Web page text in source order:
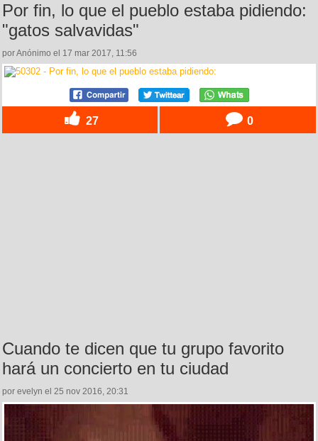
Por fin, lo que el pueblo estaba pidiendo:
"gatos salvavidas"
por Anónimo el 17 mar 2017, 11:56
27 0
Cuando te dicen que tu grupo favorito
hará un concierto en tu ciudad
por evelyn el 25 nov 2016, 20:31